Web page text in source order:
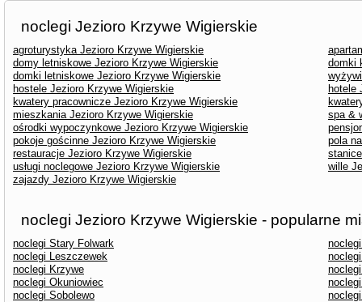
noclegi Jezioro Krzywe Wigierskie
agroturystyka Jezioro Krzywe Wigierskie
domy letniskowe Jezioro Krzywe Wigierskie
domki
domki letniskowe Jezioro Krzywe Wigierskie
hostele Jezioro Krzywe Wigierskie
hotele
kwatery pracownicze Jezioro Krzywe Wigierskie
mieszkania Jezioro Krzywe Wigierskie
spa &
ośrodki wypoczynkowe Jezioro Krzywe Wigierskie
pokoje gościnne Jezioro Krzywe Wigierskie
pola
restauracje Jezioro Krzywe Wigierskie
usługi noclegowe Jezioro Krzywe Wigierskie
wille
zajazdy Jezioro Krzywe Wigierskie
noclegi Jezioro Krzywe Wigierskie - popularne
noclegi Stary Folwark
noclegi Leszczewek
noclegi Krzywe
noclegi Okuniowiec
noclegi Sobolewo